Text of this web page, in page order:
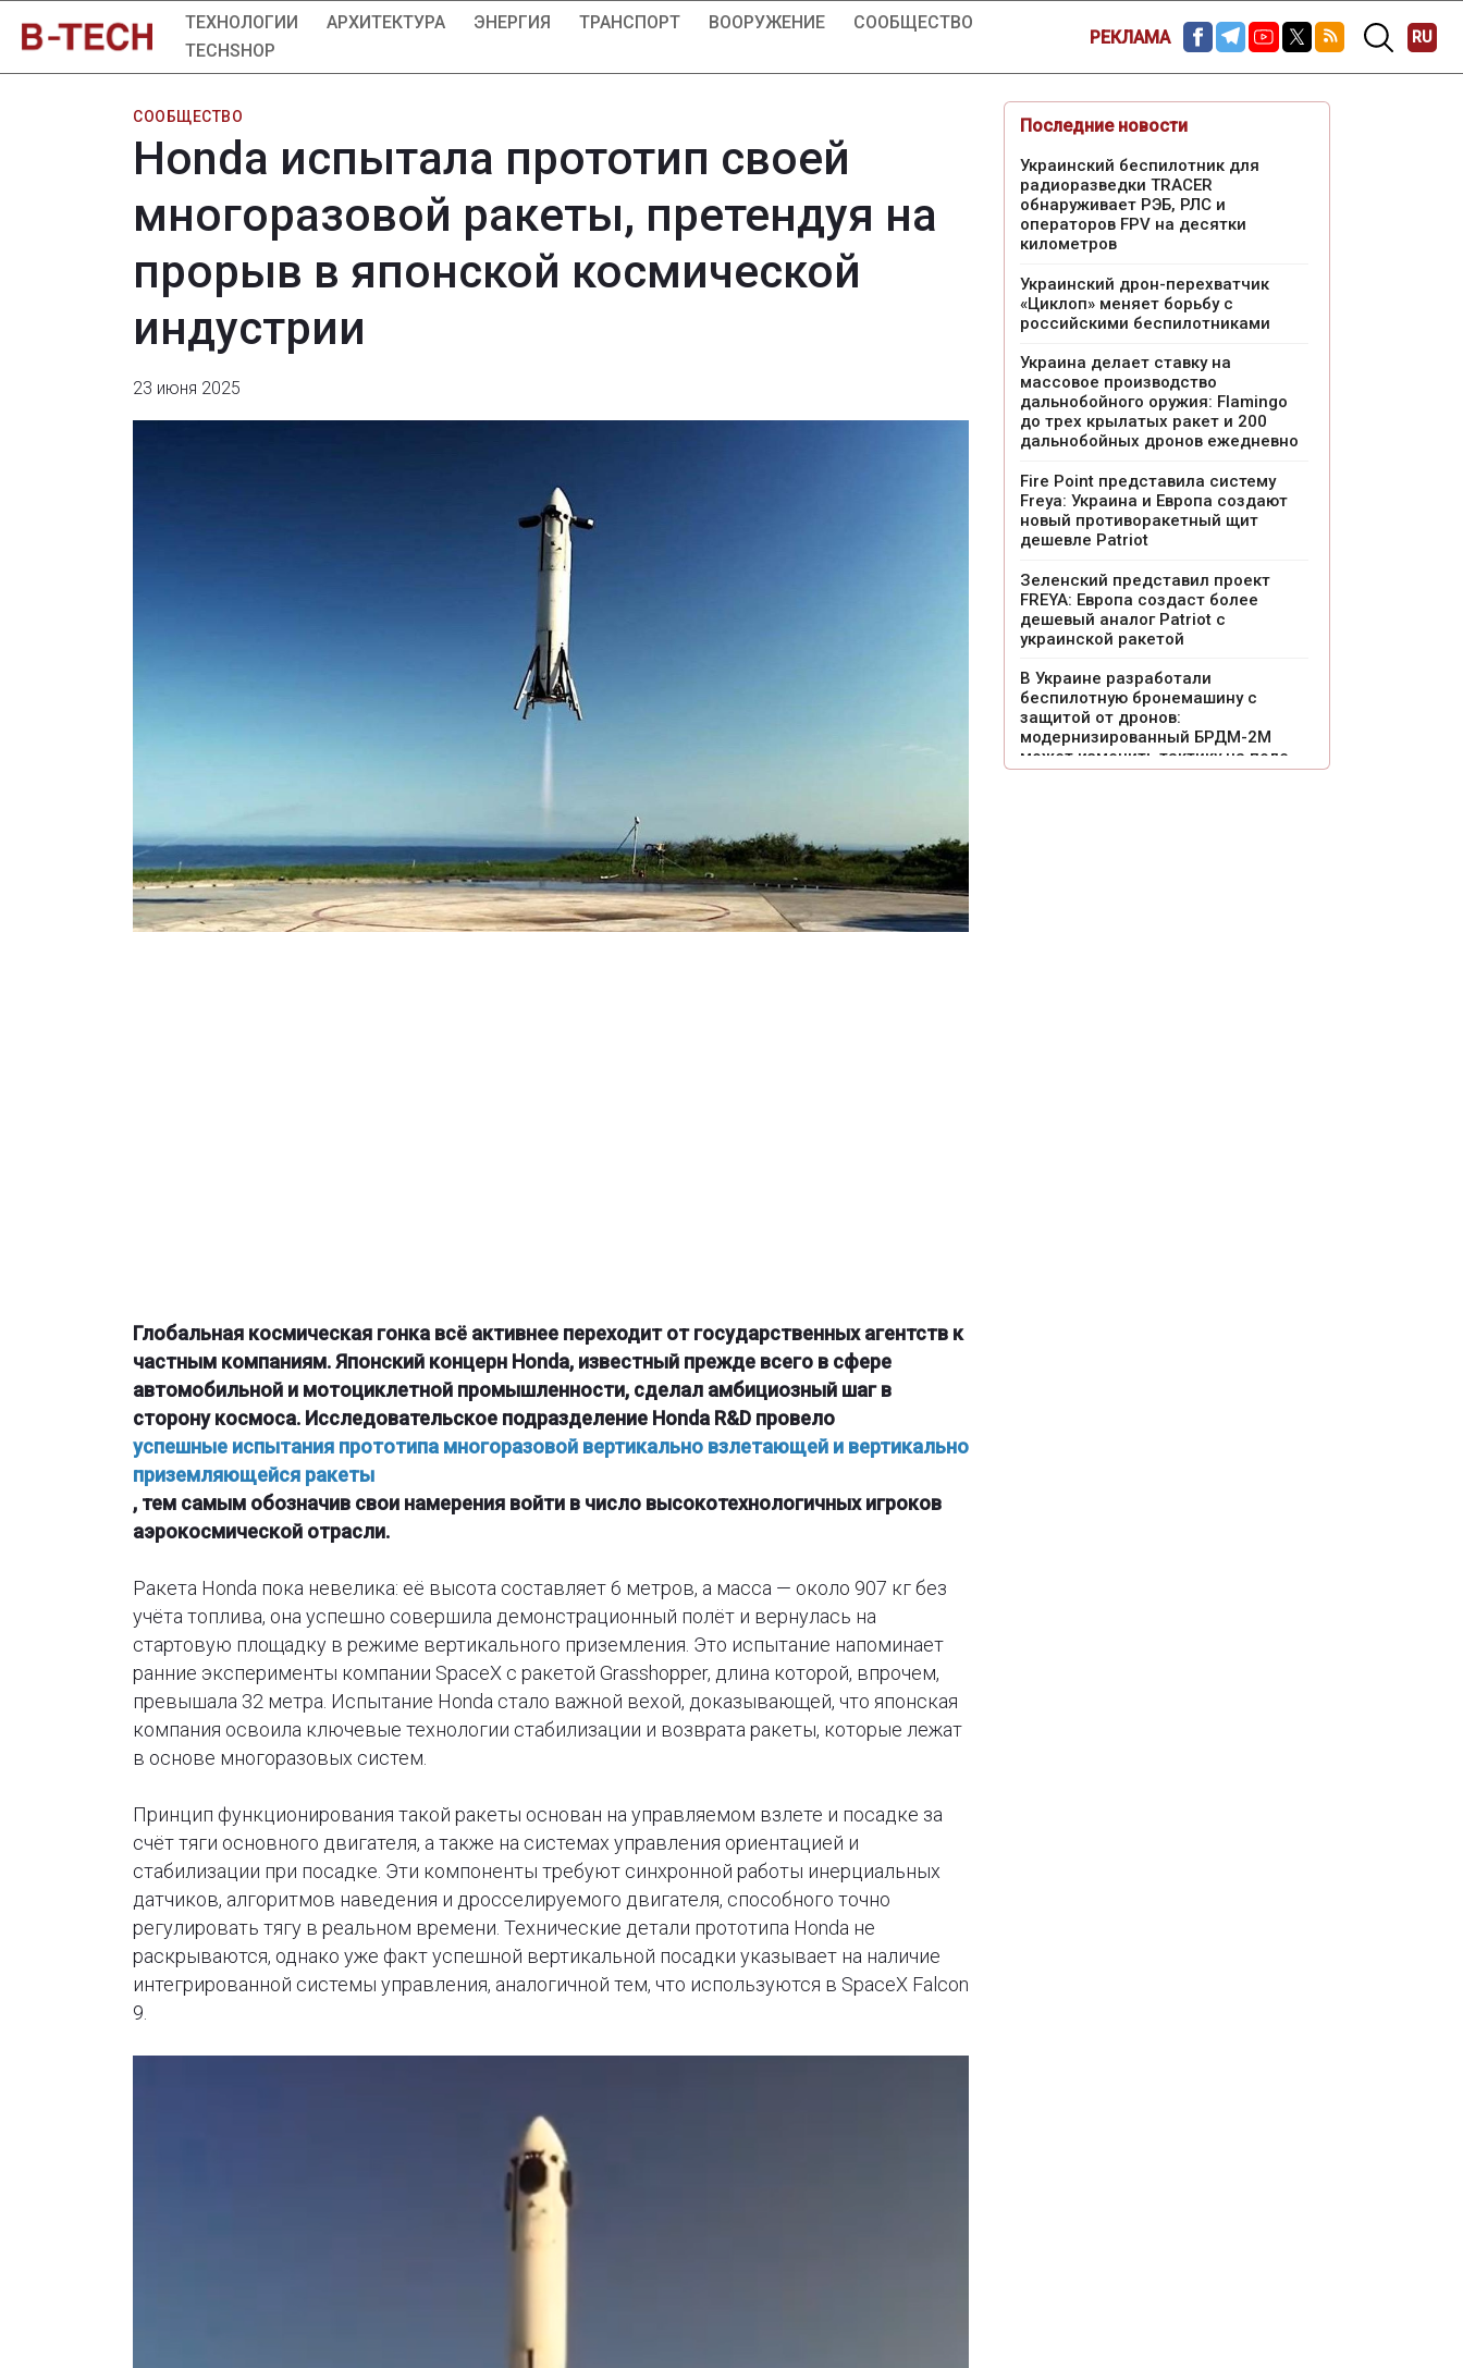
ТЕХНОЛОГИИ АРХИТЕКТУРА ЭНЕРГИЯ ТРАНСПОРТ ВООРУЖЕНИЕ
СООБЩЕСТВО
TECHSHOP
РЕКЛАМА RU
СООБЩЕСТВО
Honda испытала прототип своей
многоразовой ракеты, претендуя на
прорыв в японской космической
индустрии
23 июня 2025
Глобальная космическая гонка всё активнее переходит от государственных агентств к
частным компаниям. Японский концерн Honda, известный прежде всего в сфере
автомобильной и мотоциклетной промышленности, сделал амбициозный шаг в
сторону космоса. Исследовательское подразделение Honda R&D провело
успешные испытания прототипа многоразовой вертикально взлетающей и вертикально
приземляющейся ракеты
, тем самым обозначив свои намерения войти в число высокотехнологичных игроков
аэрокосмической отрасли.
Ракета Honda пока невелика: её высота составляет 6 метров, а масса — около 907 кг без
учёта топлива, она успешно совершила демонстрационный полёт и вернулась на
стартовую площадку в режиме вертикального приземления. Это испытание напоминает
ранние эксперименты компании SpaceX с ракетой Grasshopper, длина которой, впрочем,
превышала 32 метра. Испытание Honda стало важной вехой, доказывающей, что японская
компания освоила ключевые технологии стабилизации и возврата ракеты, которые лежат
в основе многоразовых систем.
Принцип функционирования такой ракеты основан на управляемом взлете и посадке за
счёт тяги основного двигателя, а также на системах управления ориентацией и
стабилизации при посадке. Эти компоненты требуют синхронной работы инерциальных
датчиков, алгоритмов наведения и дросселируемого двигателя, способного точно
регулировать тягу в реальном времени. Технические детали прототипа Honda не
раскрываются, однако уже факт успешной вертикальной посадки указывает на наличие
интегрированной системы управления, аналогичной тем, что используются в SpaceX Falcon
9.
Последние новости
Украинский беспилотник для
радиоразведки TRACER
обнаруживает РЭБ, РЛС и
операторов FPV на десятки
километров
Украинский дрон-перехватчик
«Циклоп» меняет борьбу с
российскими беспилотниками
Украина делает ставку на
массовое производство
дальнобойного оружия: Flamingo
до трех крылатых ракет и 200
дальнобойных дронов ежедневно
Fire Point представила систему
Freya: Украина и Европа создают
новый противоракетный щит
дешевле Patriot
Зеленский представил проект
FREYA: Европа создаст более
дешевый аналог Patriot с
украинской ракетой
В Украине разработали
беспилотную бронемашину с
защитой от дронов:
модернизированный БРДМ-2М
может изменить тактику на поле
боя